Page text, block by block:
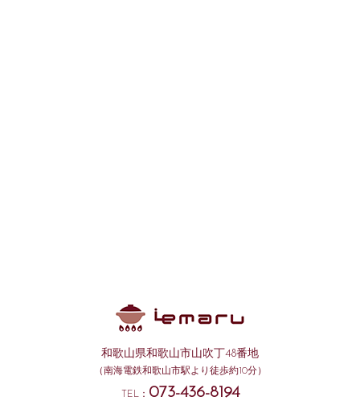
和歌山県和歌山市山吹丁48番地
（南海電鉄和歌山市駅より徒歩約10分）
TEL： 073-436-8194